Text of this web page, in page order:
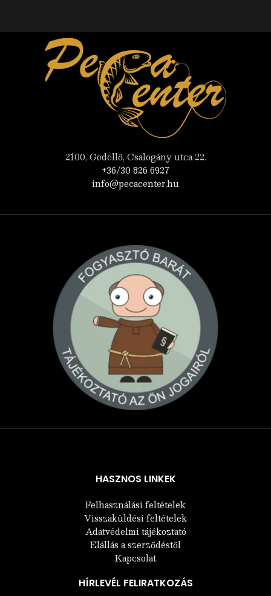
2100, Gödöllő, Csalogány utca 22.
+36/30 826 6927
info@pecacenter.hu
HASZNOS LINKEK
Felhasználási feltételek
Visszaküldési feltételek
Adatvédelmi tájékoztató
Elállás a szerződéstől
Kapcsolat
HÍRLEVÉL FELIRATKOZÁS